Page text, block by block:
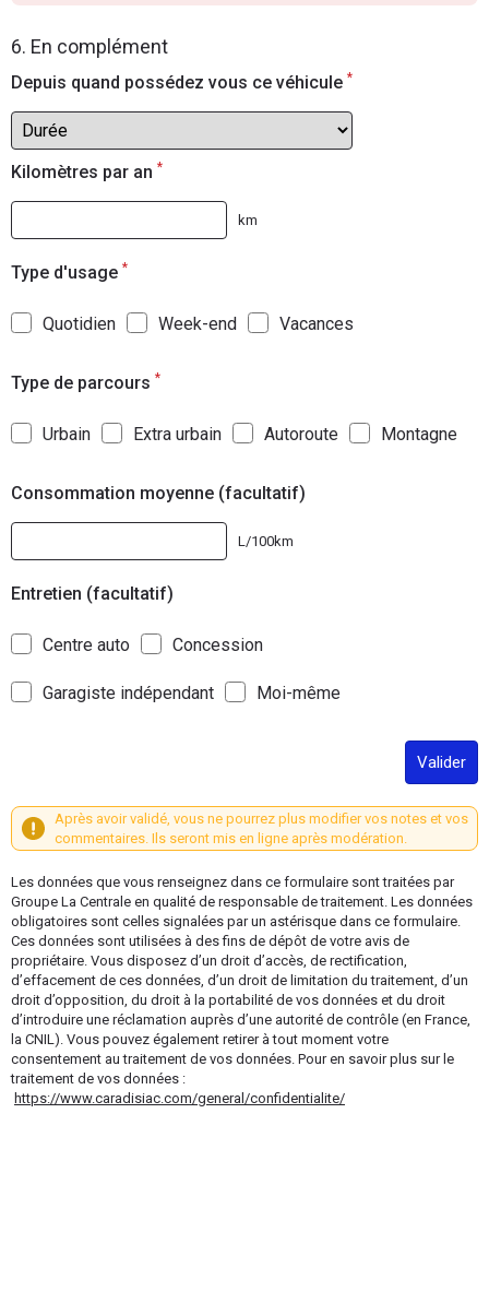
6. En complément
Depuis quand possédez vous ce véhicule *
Kilomètres par an *
km
Type d'usage *
Quotidien Week-end Vacances
Type de parcours *
Urbain Extra urbain Autoroute Montagne
Consommation moyenne (facultatif)
L/100km
Entretien (facultatif)
Centre auto Concession
Garagiste indépendant Moi-même
Valider
Après avoir validé, vous ne pourrez plus modifier vos notes et vos
commentaires. Ils seront mis en ligne après modération.
Les données que vous renseignez dans ce formulaire sont traitées par
Groupe La Centrale en qualité de responsable de traitement. Les données
obligatoires sont celles signalées par un astérisque dans ce formulaire.
Ces données sont utilisées à des fins de dépôt de votre avis de
propriétaire. Vous disposez d’un droit d’accès, de rectification,
d’effacement de ces données, d’un droit de limitation du traitement, d’un
droit d’opposition, du droit à la portabilité de vos données et du droit
d’introduire une réclamation auprès d’une autorité de contrôle (en France,
la CNIL). Vous pouvez également retirer à tout moment votre
consentement au traitement de vos données. Pour en savoir plus sur le
traitement de vos données :
https://www.caradisiac.com/general/confidentialite/